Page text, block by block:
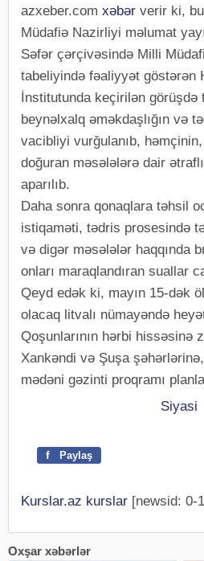
azxeber.com xəbər verir ki,
Müdafiə Nazirliyi məlumat
Səfər çərçivəsində Milli
tabeliyində fəaliyyət göstərən
İnstitutunda keçirilən
beynəlxalq əməkdaşlığın və
vacibliyi vurğulanıb, həmçinin,
doğuran məsələlərə dair
aparılıb.
Daha sonra qonaqlara təhsil
istiqaməti, tədris prosesində
və digər məsələlər haqqında
onları maraqlandıran suallar
Qeyd edək ki, mayın 15-dək
olacaq litvalı nümayəndə
Qoşunlarının hərbi hissəsinə
Xankəndi və Şuşa
mədəni gəzinti proqramı
Siyasi
f Paylaş
Kurslar.az kurslar [newsid: 0-
Oxşar xəbərlər